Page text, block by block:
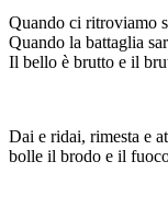
Quando ci ritroviamo
Quando la battaglia
Il bello è brutto e il
Dai e ridai, rimesta e
bolle il brodo e il